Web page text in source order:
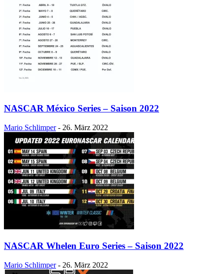
NASCAR México Series – Saison 2022
Mario Schlimper - 26. März 2022
NASCAR Whelen Euro Series – Saison 2022
Mario Schlimper - 26. März 2022